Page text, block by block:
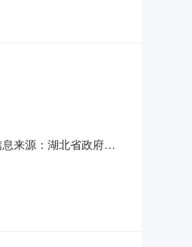
来源：湖北省政府采